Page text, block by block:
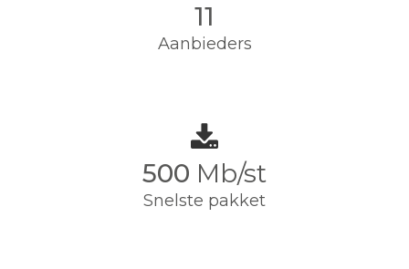
11
Aanbieders
500 Mb/st
Snelste pakket